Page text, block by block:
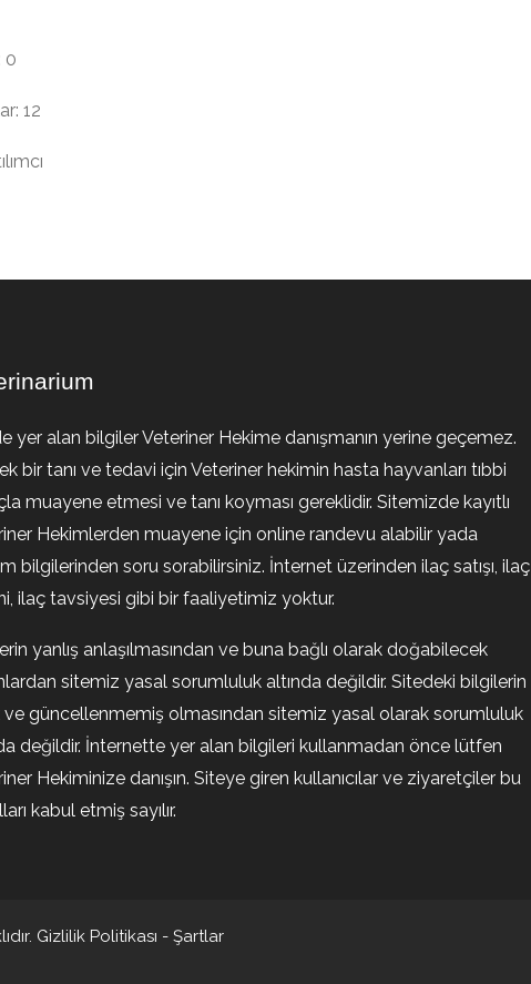
0
12
yer alan bilgiler Veteriner Hekime danışmanın yerine geçemez.
bir tanı ve tedavi için Veteriner hekimin hasta hayvanları tıbbi
muayene etmesi ve tanı koyması gereklidir. Sitemizde kayıtlı
Hekimlerden muayene için online randevu alabilir yada
bilgilerinden soru sorabilirsiniz. İnternet üzerinden ilaç satışı, ilaç
ilaç tavsiyesi gibi bir faaliyetimiz yoktur.
yanlış anlaşılmasından ve buna bağlı olarak doğabilecek
sitemiz yasal sorumluluk altında değildir. Sitedeki bilgilerin
ve güncellenmemiş olmasından sitemiz yasal olarak sorumluluk
değildir. İnternette yer alan bilgileri kullanmadan önce lütfen
Hekiminize danışın. Siteye giren kullanıcılar ve ziyaretçiler bu
kabul etmiş sayılır.
Gizlilik Politikası - Şartlar